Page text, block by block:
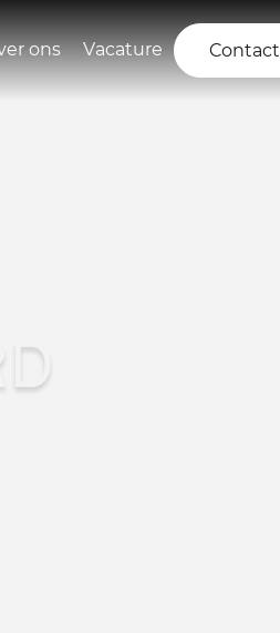
ons Vacature Contact